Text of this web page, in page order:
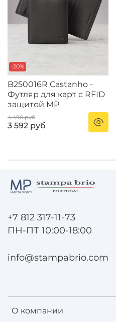
-20%
B250016R Castanho -
Футляр для карт с RFID
защитой MP
4 490 руб
3 592 руб
О компании
+7 812 317-11-73
ПН-ПТ 10:00-18:00
info@stampabrio.com